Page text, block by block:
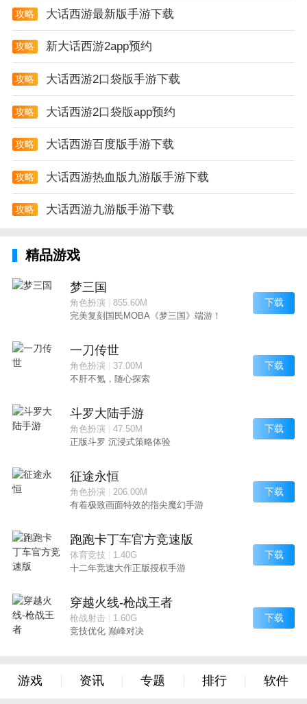
攻略 大话西游最新版手游下载
攻略 新大话西游2app预约
攻略 大话西游2口袋版手游下载
攻略 大话西游2口袋版app预约
攻略 大话西游百度版手游下载
攻略 大话西游热血版九游版手游下载
攻略 大话西游九游版手游下载
精品游戏
梦三国
角色扮演| 855.60M
完美复刻国民MOBA《梦三国》端游！
下载
一刀传世
角色扮演| 37.00M
不肝不氪，随心探索
下载
斗罗大陆手游
角色扮演| 47.50M
正版斗罗 沉浸式策略体验
下载
征途永恒
角色扮演| 206.00M
有着极致画面特效的指尖魔幻手游
下载
跑跑卡丁车官方竞速版
体育竞技
1.40G
十二年竞速大作正版授权手游
下载
穿越火线-枪战王者
枪战射击
1.60G
竞技优化 巅峰对决
下载
游戏 资讯 专题 排行 软件